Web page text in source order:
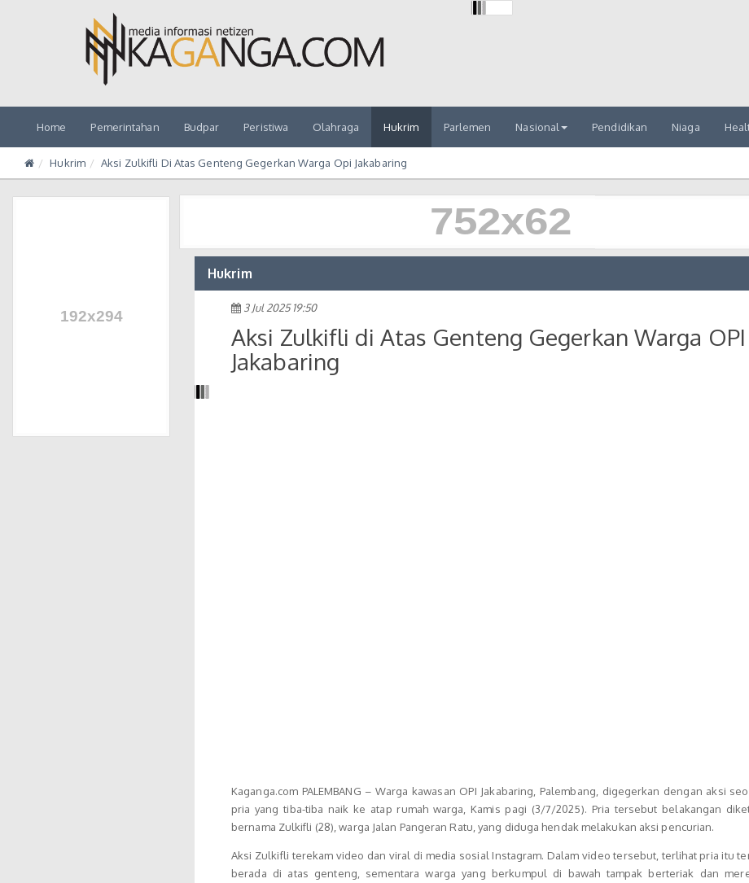
Home Pemerintahan Budpar Peristiwa Olahraga Hukrim Parlemen Nasional Pendidikan Niaga
Hukrim Aksi Zulkifli Di Atas Genteng Gegerkan Warga Opi Jakabaring
Hukrim
3 Jul 2025 19:50
Aksi Zulkifli di Atas Genteng Gegerkan Warga OPI
Jakabaring
Kaganga.com PALEMBANG – Warga kawasan OPI Jakabaring, Palembang, digegerkan dengan aksi
pria yang tiba-tiba naik ke atap rumah warga, Kamis pagi (3/7/2025). Pria tersebut belakangan
bernama Zulkifli (28), warga Jalan Pangeran Ratu, yang diduga hendak melakukan aksi pencurian.
Aksi Zulkifli terekam video dan viral di media sosial Instagram. Dalam video tersebut, terlihat pria itu
berada di atas genteng, sementara warga yang berkumpul di bawah tampak berteriak dan